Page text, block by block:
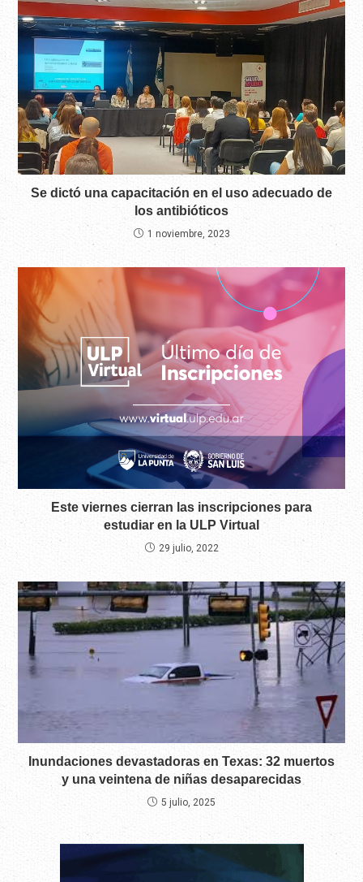
Se dictó una capacitación en el uso adecuado de
los antibióticos
1 noviembre, 2023
Este viernes cierran las inscripciones para
estudiar en la ULP Virtual
29 julio, 2022
Inundaciones devastadoras en Texas: 32 muertos
y una veintena de niñas desaparecidas
5 julio, 2025